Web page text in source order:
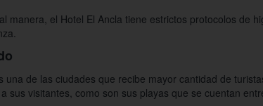
manera, el Hotel El Ancla tiene estrictos protocolos de
una de las ciudades que recibe mayor cantidad de
sus visitantes, como son sus playas que se cuentan